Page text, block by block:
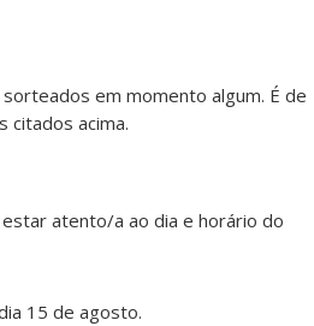
em momento algum. É de
citados acima.
atento/a ao dia e horário do
15 de agosto.